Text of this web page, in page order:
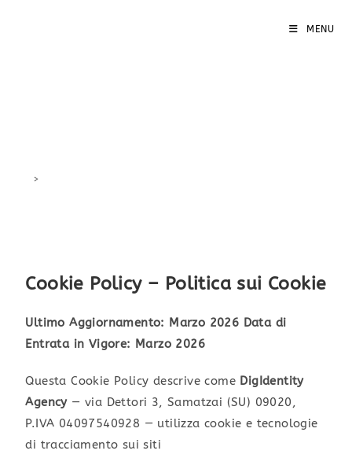
MENU
>
Cookie Policy – Politica sui Cookie
Ultimo Aggiornamento: Marzo 2026 Data di
Entrata in Vigore: Marzo 2026
Questa Cookie Policy descrive come DigIdentity
Agency— via Dettori 3, Samatzai (SU) 09020,
P.IVA 04097540928 — utilizza cookie e tecnologie
di tracciamento sui siti